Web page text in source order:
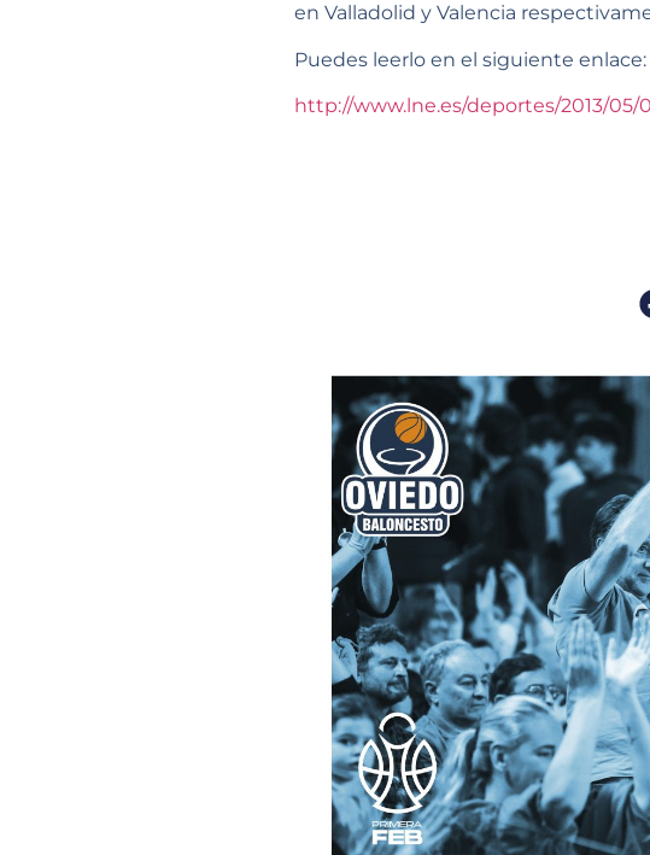
en Valladolid y Valencia
Puedes leerlo en el siguiente enlace:
http://www.lne.es/deportes/2013/